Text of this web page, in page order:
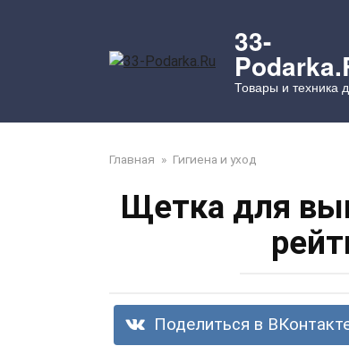
33-
Товары и техника
Главная » Гигиена и уход
Щетка для
Поделиться в